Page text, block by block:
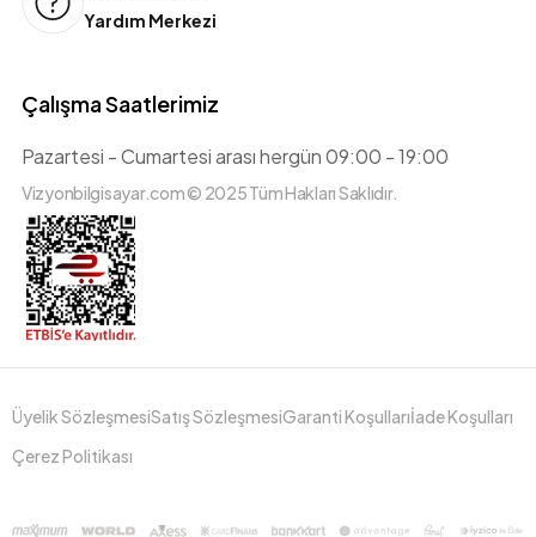
Yardım Merkezi
Çalışma Saatlerimiz
Pazartesi - Cumartesi arası hergün 09:00 - 19:00
Vizyonbilgisayar.com © 2025 Tüm Hakları Saklıdır.
Üyelik SözleşmesiSatış SözleşmesiGaranti Koşullarıİade Koşulları
Çerez Politikası